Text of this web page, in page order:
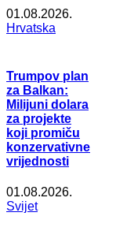
01.08.2026.
Hrvatska
Trumpov plan
za Balkan:
Milijuni dolara
za projekte
koji promiču
konzervativne
vrijednosti
01.08.2026.
Svijet